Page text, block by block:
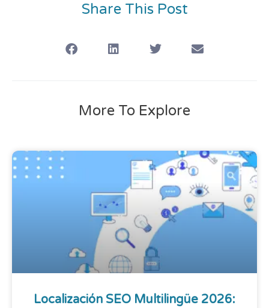
Share This Post
More To Explore
Localización SEO Multilingüe 2026: